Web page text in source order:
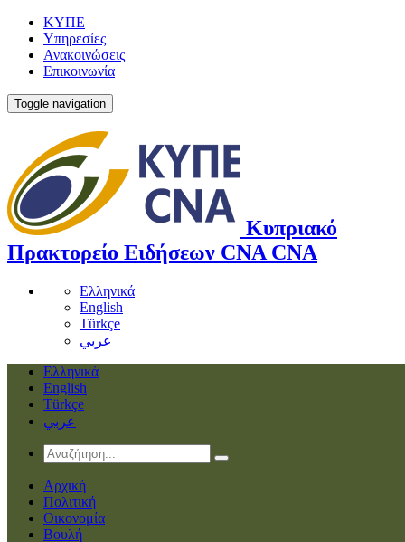
ΚΥΠΕ
Υπηρεσίες
Ανακοινώσεις
Επικοινωνία
Toggle navigation
Κυπριακό
Πρακτορείο Ειδήσεων CNA CNA
Ελληνικά
English
Türkçe
عربي
Ελληνικά
English
Türkçe
عربي
Αρχική
Πολιτική
Οικονομία
Βουλή